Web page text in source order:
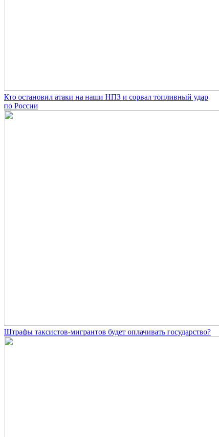
Кто остановил атаки на наши НПЗ и сорвал топливный удар
по России
Штрафы таксистов-мигрантов будет оплачивать государство?